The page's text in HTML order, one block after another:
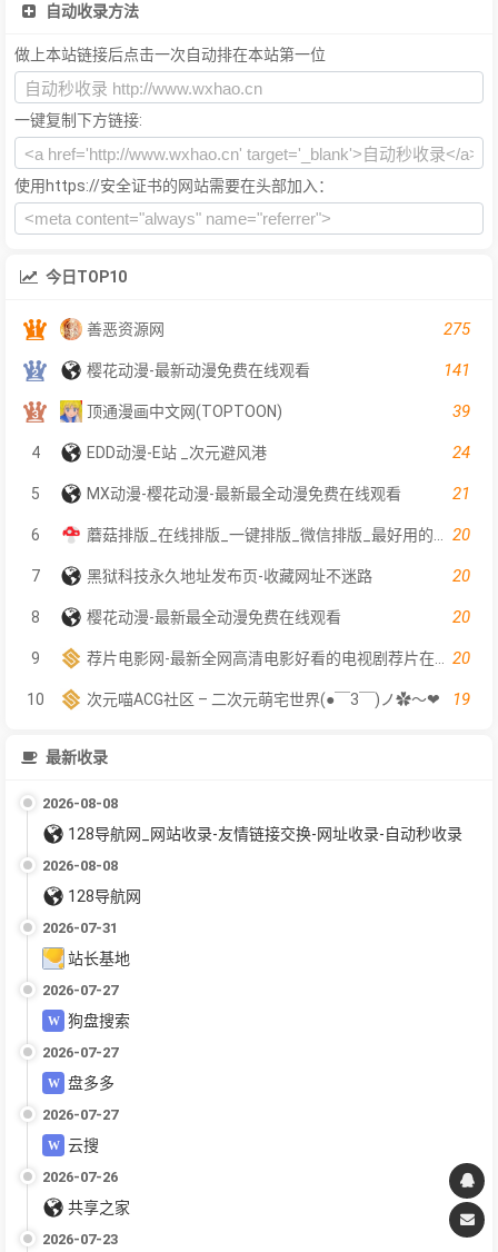
自动收录方法
做上本站链接后点击一次自动排在本站第一位
一键复制下方链接:
使用https://安全证书的网站需要在头部加入：
今日TOP10
善恶资源网 275
樱花动漫-最新动漫免费在线观看 141
顶通漫画中文网(TOPTOON) 39
4 EDD动漫-E站 _次元避风港 24
5 MX动漫-樱花动漫-最新最全动漫免费在线观看 21
6 20
7 黑狱科技永久地址发布页-收藏网址不迷路 20
8 樱花动漫-最新最全动漫免费在线观看 20
9 20
10 次元喵ACG社区 – 二次元萌宅世界(●￣3￣)ノ✿～❤ 19
最新收录
2026-08-08
128导航网_网站收录-友情链接交换-网址收录-自动秒收录
2026-08-08
128导航网
2026-07-31
站长基地
2026-07-27
狗盘搜索
2026-07-27
盘多多
2026-07-27
云搜
2026-07-26
共享之家
2026-07-23